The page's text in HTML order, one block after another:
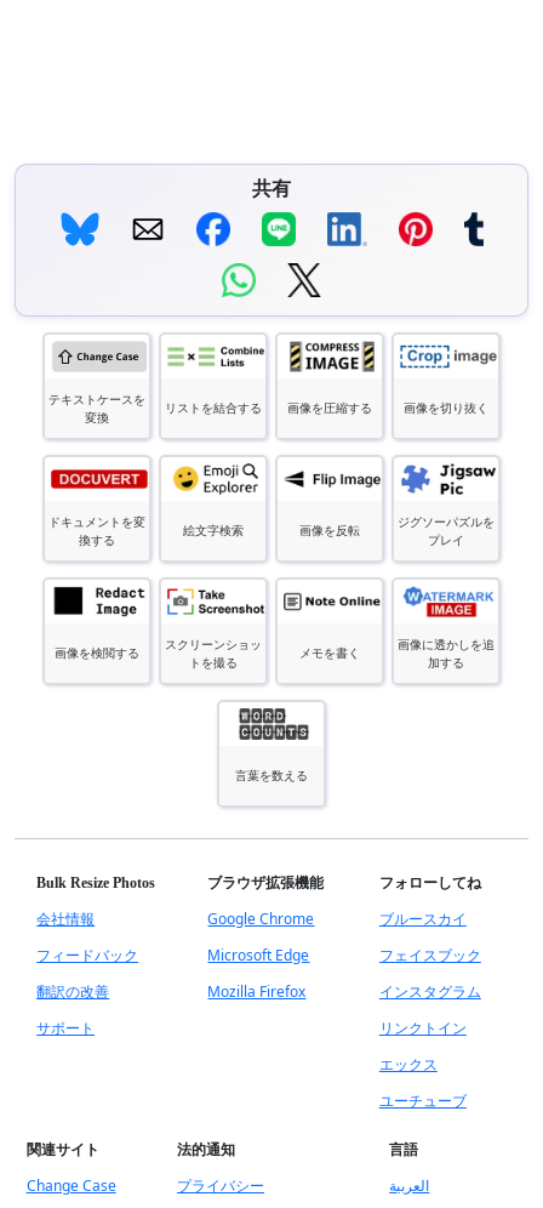
共有
テキストケースを
変換
リストを結合する 画像を圧縮する 画像を切り抜く
ドキュメントを変
換する
絵文字検索 画像を反転
ジグソーパズルを
プレイ
画像を検閲する
スクリーンショッ
トを撮る
メモを書く
画像に透かしを追
加する
言葉を数える
Bulk Resize Photos
会社情報
フィードバック
翻訳の改善
サポート
ブラウザ拡張機能
Google Chrome
Microsoft Edge
Mozilla Firefox
フォローしてね
ブルースカイ
フェイスブック
インスタグラム
リンクトイン
エックス
ユーチューブ
関連サイト
Change Case
法的通知
プライバシー
言語
العربية